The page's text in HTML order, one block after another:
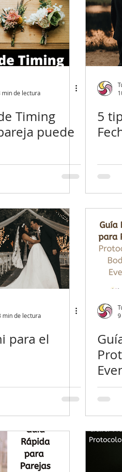
min de lectura
Timing
puede
5
min de lectura
para el